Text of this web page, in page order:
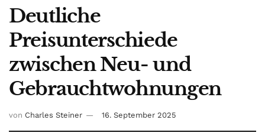
Deutliche
Preisunterschiede
zwischen Neu- und
Gebrauchtwohnungen
von Charles Steiner 16. September 2025